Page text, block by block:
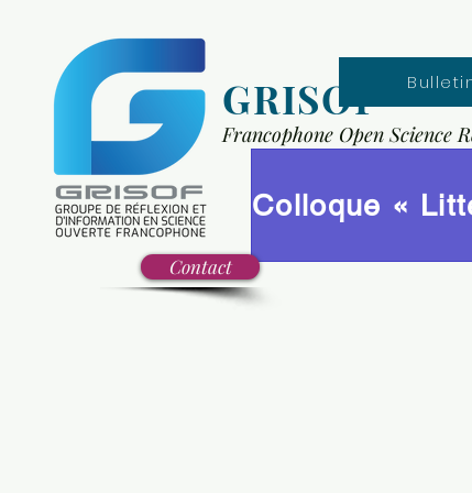
GRISOF
Francophone Open Science
Contact